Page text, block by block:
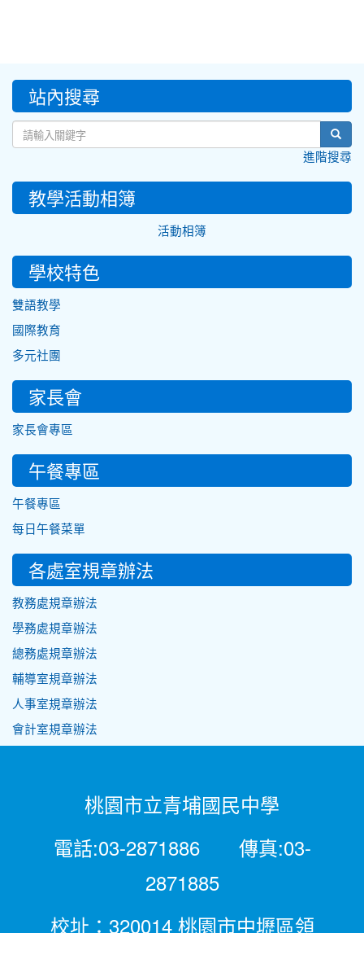
::: 站內搜尋
進階搜尋
教學活動相簿
活動相簿
學校特色
雙語教學
國際教育
多元社團
家長會
家長會專區
午餐專區
午餐專區
每日午餐菜單
各處室規章辦法
教務處規章辦法
學務處規章辦法
總務處規章辦法
輔導室規章辦法
人事室規章辦法
會計室規章辦法
桃園市立青埔國民中學
電話:03-2871886 傳真:03-
2871885
校址：320014 桃園市中壢區領